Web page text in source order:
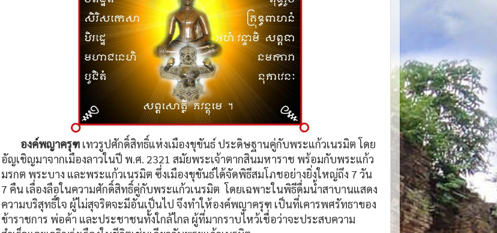
องค์พญาครุฑ เทวรูปศักดิ์สิทธิ์แห่งเมืองขุขันธ์ ประดิษฐานคู่กับพระแก้วเนรมิต โดย
อัญเชิญมาจากเมืองลาวในปี พ.ศ. 2321 สมัยพระเจ้าตากสินมหาราช พร้อมกับพระแก้ว
มรกต พระบาง และพระแก้วเนรมิต ซึ่งเมืองขุขันธ์ได้จัดพิธีสมโภชอย่างยิ่งใหญ่ถึง 7 วัน
7 คืน เลื่องลือในความศักดิ์สิทธิ์คู่กับพระแก้วเนรมิต โดยเฉพาะในพิธีดื่มน้ำสาบานแสดง
ความบริสุทธิ์ใจ ผู้ไม่สุจริตจะมีอันเป็นไป จึงทำให้องค์พญาครุฑ เป็นที่เคารพศรัทธาของ
ข้าราชการ พ่อค้า และประชาชนทั้งใกล้ไกล ผู้ที่มากราบไหว้เชื่อว่าจะประสบความ